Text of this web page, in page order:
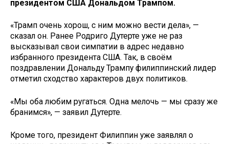
президентом США Дональдом Трампом.
«Трамп очень хорош, с ним можно вести дела», —
сказал он. Ранее Родриго Дутерте уже не раз
высказывал свои симпатии в адрес недавно
избранного президента США. Так, в своём
поздравлении Дональду Трампу филиппинский лидер
отметил сходство характеров двух политиков.
«Мы оба любим ругаться. Одна мелочь — мы сразу же
бранимся», — заявил Дутерте.
Кроме того, президент Филиппин уже заявлял о